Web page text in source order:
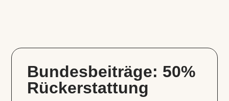
Bundesbeiträge: 50%
Rückerstattung